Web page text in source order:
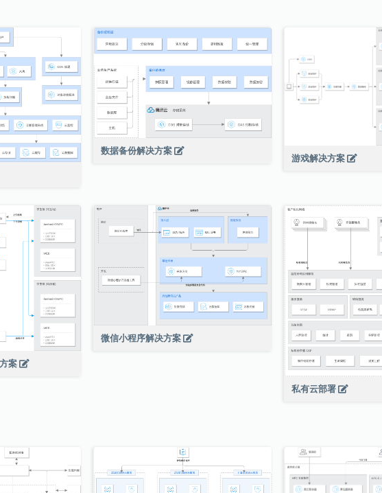
数据备份解决方案
游戏解决方案
案
微信小程序解决方案
私有云部署